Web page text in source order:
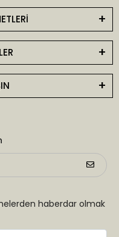
haberdar olmak